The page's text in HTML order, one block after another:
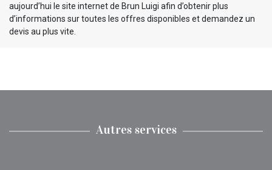
aujourd’hui le site internet de Brun Luigi afin d’obtenir plus
d’informations sur toutes les offres disponibles et demandez un
devis au plus vite.
Autres services